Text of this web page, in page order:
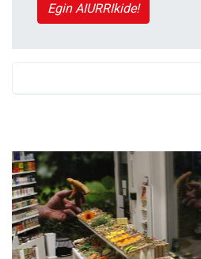
Egin AIURRIkide!